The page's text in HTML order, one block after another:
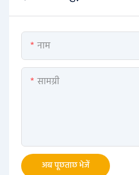
नाम
सामग्री
अब पूछताछ भेजें